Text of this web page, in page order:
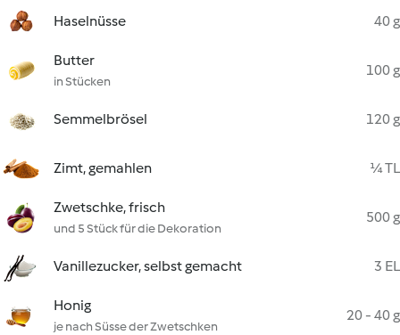
Haselnüsse
40 g
Butter
in Stücken
100 g
Semmelbrösel 120 g
Zimt, gemahlen ¼ TL
Zwetschke, frisch
und 5 Stück für die Dekoration
500 g
Vanillezucker, selbst gemacht 3 EL
Honig
je nach Süsse der Zwetschken
20 - 40 g